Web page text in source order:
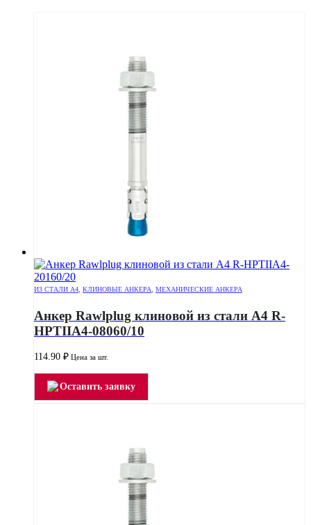
ИЗ СТАЛИ А4, КЛИНОВЫЕ АНКЕРА, МЕХАНИЧЕСКИЕ АНКЕРА
Анкер Rawlplug клиновой из стали А4 R-
HPTIIA4-08060/10
114.90 ₽ Цена за шт.
Оставить заявку